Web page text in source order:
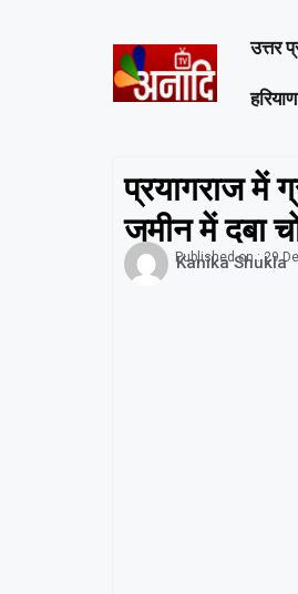
उत्तर
प्रयागराज में
जमीन में दबा
Kanika Shukla
Published on : 29